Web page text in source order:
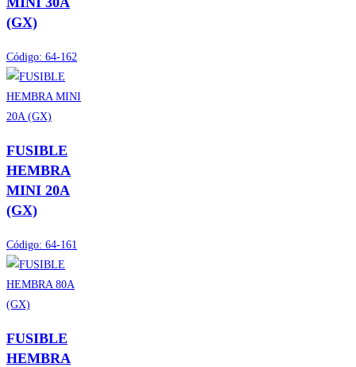
(GX)
Código: 64-162
FUSIBLE
HEMBRA
MINI 20A
(GX)
Código: 64-161
FUSIBLE
HEMBRA